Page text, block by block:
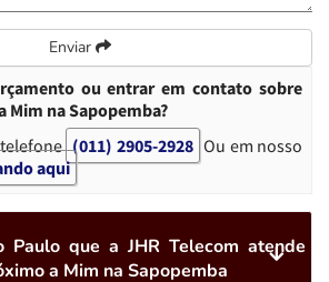
Enviar
ou entrar em contato sobre
na Sapopemba?
telefone (011) 2905-2928 Ou em nosso
aqui
Paulo que a JHR Telecom atende
a Mim na Sapopemba